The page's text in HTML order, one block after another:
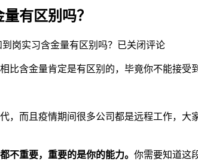
有区别吗？
岗实习含金量有区别吗？ 已关闭评论
含金量肯定是有区别的，毕竟你不能接受
而且疫情期间很多公司都是远程工作，
不重要，重要的是你的能力。 你需要知道这